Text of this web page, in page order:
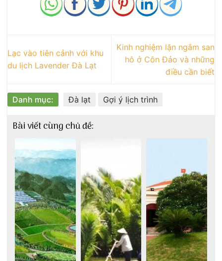
Lạc vào tiên cảnh với khu
du lịch Lavender Đà Lạt
Kinh nghiệm lặn ngắm san
hô ở Côn Đảo và những
điều cần biết
Danh mục: Đà lạt Gợi ý lịch trình
Bài viết cùng chủ đề: